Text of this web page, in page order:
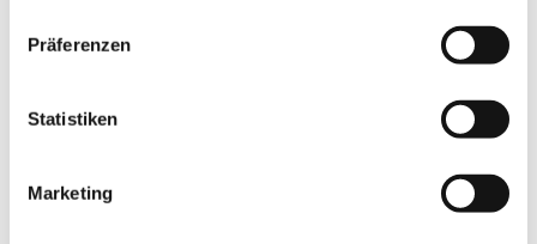
Präferenzen
Statistiken
Marketing